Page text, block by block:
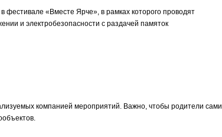
фестивале «Вместе Ярче», в рамках которого проводят
и электробезопасности с раздачей памяток
компанией мероприятий. Важно, чтобы родители сами